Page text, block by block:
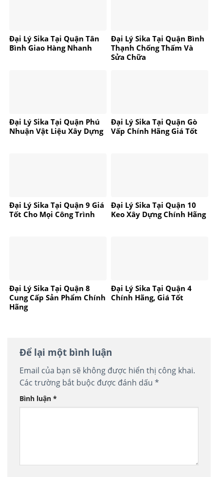
Đại Lý Sika Tại Quận Tân
Bình Giao Hàng Nhanh
Đại Lý Sika Tại Quận Bình
Thạnh Chống Thấm Và
Sửa Chữa
Đại Lý Sika Tại Quận Phú
Nhuận Vật Liệu Xây Dựng
Đại Lý Sika Tại Quận Gò
Vấp Chính Hãng Giá Tốt
Đại Lý Sika Tại Quận 9 Giá
Tốt Cho Mọi Công Trình
Đại Lý Sika Tại Quận 10
Keo Xây Dựng Chính Hãng
Đại Lý Sika Tại Quận 8
Cung Cấp Sản Phẩm Chính
Hãng
Đại Lý Sika Tại Quận 4
Chính Hãng, Giá Tốt
Để lại một bình luận
Email của bạn sẽ không được hiển thị công khai.
Các trường bắt buộc được đánh dấu *
Bình luận *